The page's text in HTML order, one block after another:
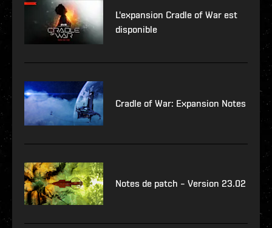
L'expansion Cradle of War est
disponible
Cradle of War: Expansion Notes
Notes de patch – Version 23.02